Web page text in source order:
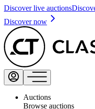
Discover live auctions
Discover now
Auctions
Browse auctions